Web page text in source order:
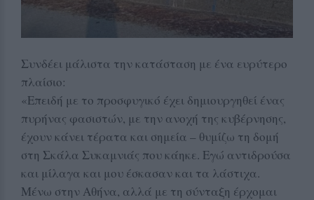
Συνδέει μάλιστα την κατάσταση με ένα ευρύτερο
πλαίσιο:
«Επειδή με το προσφυγικό έχει δημιουργηθεί ένας
πυρήνας φασιστών, με την ανοχή της κυβέρνησης,
έχουν κάνει τέρατα και σημεία – θυμίζω τη δομή
στη Σκάλα Συκαμνιάς που κάηκε. Εγώ αντιδρούσα
και μίλαγα και μου έσκασαν και τα λάστιχα.
Μένω στην Αθήνα, αλλά με τη σύνταξη έρχομαι